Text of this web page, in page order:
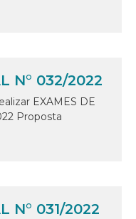
N° 032/2022
EXAMES DE
Proposta
N° 031/2022